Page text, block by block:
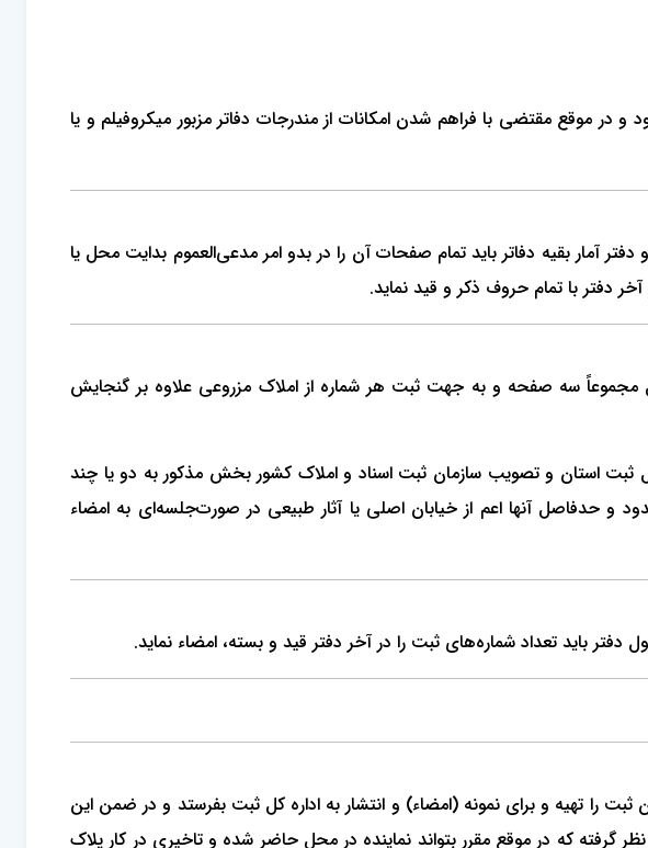
در موقع مقتضی با فراهم شدن امکانات از مندرجات دفاتر مزبور میکروفیلم و یا
دفتر آمار بقیه دفاتر باید تمام صفحات آن را در بدو امر مدعی‌العموم بدایت محل یا
دفتر با تمام حروف ذکر و قید نماید.
مجموعاً سه صفحه و به جهت ثبت هر شماره از املاک مزروعی علاوه بر گنجایش
ثبت استان و تصویب سازمان ثبت اسناد و املاک کشور بخش مذکور به دو یا چند
حدفاصل آنها اعم از خیابان اصلی یا آثار طبیعی در صورت‌جلسه‌ای به امضاء
اداره ثبت قطعه یا بخشی را برای ثبت عمومی در نظر می‌گیرد باید پیش‌نویس آگهی ماده 9 قانون ثبت را تهیه و برای نمونه (امضاء) و انتشار به اداره کل ثبت بفرستد و در ضمن این
10، در محل و تهیه پلاک از مرکز و غیره در نظر گرفته که در موقع مقرر بتواند نماینده در محل حاضر شده و تاخیری در کار پلاک